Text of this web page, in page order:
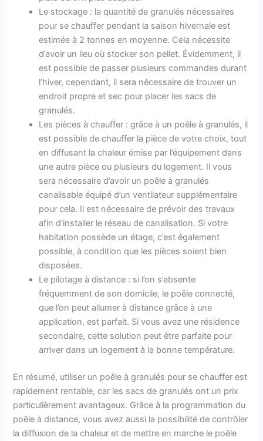
Le stockage : la quantité de granulés nécessaires
pour se chauffer pendant la saison hivernale est
estimée à 2 tonnes en moyenne. Cela nécessite
d’avoir un lieu où stocker son pellet. Évidemment, il
est possible de passer plusieurs commandes durant
l’hiver, cependant, il sera nécessaire de trouver un
endroit propre et sec pour placer les sacs de
granulés.
Les pièces à chauffer : grâce à un poêle à granulés, il
est possible de chauffer la pièce de votre choix, tout
en diffusant la chaleur émise par l’équipement dans
une autre pièce ou plusieurs du logement. Il vous
sera nécessaire d’avoir un poêle à granulés
canalisable équipé d’un ventilateur supplémentaire
pour cela. Il est nécessaire de prévoir des travaux
afin d’installer le réseau de canalisation. Si votre
habitation possède un étage, c’est également
possible, à condition que les pièces soient bien
disposées.
Le pilotage à distance : si l’on s’absente
fréquemment de son domicile, le poêle connecté,
que l’on peut allumer à distance grâce à une
application, est parfait. Si vous avez une résidence
secondaire, cette solution peut être parfaite pour
arriver dans un logement à la bonne température.
En résumé, utiliser un poêle à granulés pour se chauffer est
rapidement rentable, car les sacs de granulés ont un prix
particulièrement avantageux. Grâce à la programmation du
poêle à distance, vous avez aussi la possibilité de contrôler
la diffusion de la chaleur et de mettre en marche le poêle